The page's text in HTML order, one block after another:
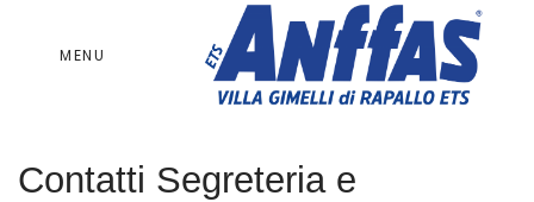
MENU
Contatti Segreteria e